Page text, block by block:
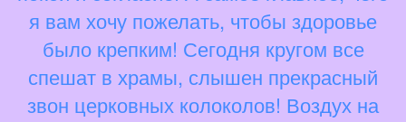
я вам хочу пожелать, чтобы здоровье
было крепким! Сегодня кругом все
спешат в храмы, слышен прекрасный
звон церковных колоколов! Воздух на